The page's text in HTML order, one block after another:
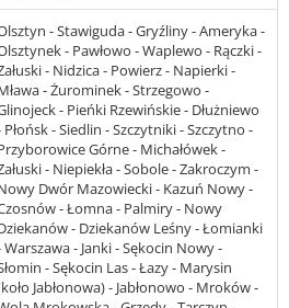
- Stawiguda - Gryźliny - Ameryka -
- Pawłowo - Waplewo - Rączki -
- Nidzica - Powierz - Napierki -
- Żurominek - Strzegowo -
- Pieńki Rzewińskie - Dłużniewo
Płońsk - Siedlin - Szczytniki - Szczytno -
Górne - Michałówek -
- Niepiekła - Sobole - Zakroczym -
Dwór Mazowiecki - Kazuń Nowy -
- Łomna - Palmiry - Nowy
- Dziekanów Leśny - Łomianki
Warszawa - Janki - Sękocin Nowy -
- Sękocin Las - Łazy - Marysin
Jabłonowa) - Jabłonowo - Mroków -